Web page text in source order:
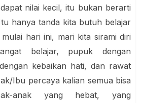
nilai kecil, itu bukan berarti
hanya tanda kita butuh belajar
hari ini, mari kita sirami diri
belajar, pupuk dengan
kebaikan hati, dan rawat
Ibu percaya kalian semua bisa
anak yang hebat, yang